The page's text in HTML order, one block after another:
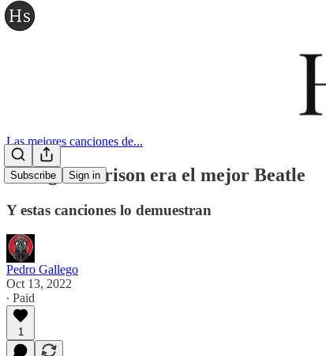
Subscribe Sign in
Las mejores canciones de...
George Harrison era el mejor Beatle
Y estas canciones lo demuestran
Pedro Gallego
Oct 13, 2022
∙ Paid
1